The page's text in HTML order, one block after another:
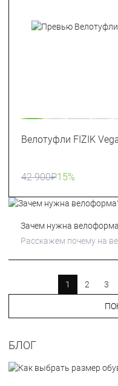
Велотуфли FIZIK
42 900₽15%
Зачем нужна
Расскажем почему на
1 2 3
БЛОГ